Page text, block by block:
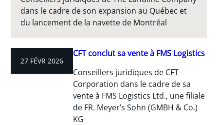
dans le cadre de son expansion au Québec et
du lancement de la navette de Montréal
27 FÉVR 2026
CFT conclut sa vente à FMS Logistics
Conseillers juridiques de CFT
Corporation dans le cadre de sa
vente à FMS Logistics Ltd., une filiale
de FR. Meyer’s Sohn (GMBH & Co.)
KG